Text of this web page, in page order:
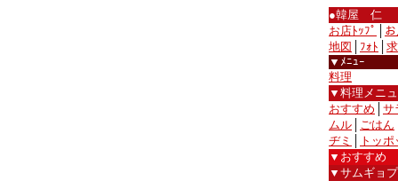
●韓屋 仁
お店ﾄｯﾌﾟ
地図
ﾌｫﾄ
▼ﾒﾆｭｰ
料理
▼料理メニ
おすすめ
サ
ムル
ごはん
ヂミ
トッ
▼おすすめ
▼サムギョ